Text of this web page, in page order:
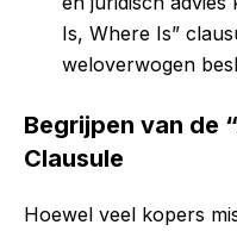
Is, Where Is”
weloverwogen
Begrijpen van de
Clausule
Hoewel veel kopers